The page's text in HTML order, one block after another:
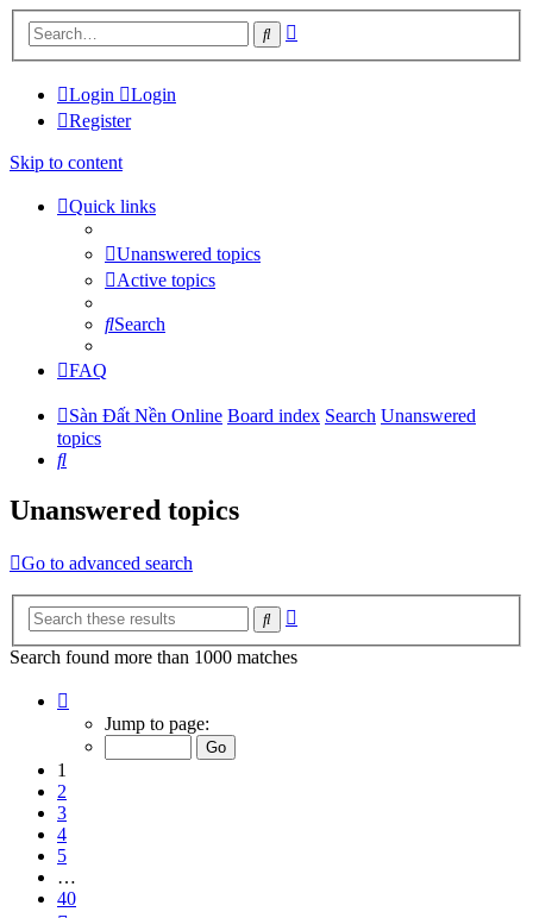
Search
Login
Login
Register
Skip to content
Quick links
Unanswered topics
Active topics
Search
FAQ
Sàn Đất Nền Online Board index Search Unanswered
topics
Search
Unanswered topics
Go to advanced search
Search
Search found more than 1000 matches
Jump to page:
1
2
3
4
5
…
40